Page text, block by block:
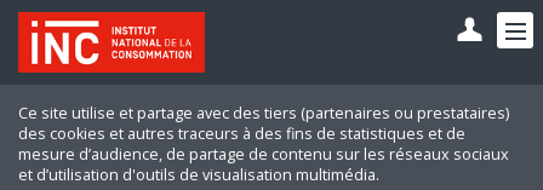
Ce site utilise et partage avec des tiers (partenaires ou prestataires)
des cookies et autres traceurs à des fins de statistiques et de
mesure d’audience, de partage de contenu sur les réseaux sociaux
et d’utilisation d'outils de visualisation multimédia.